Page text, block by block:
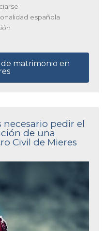
española
matrimonio en
necesario pedir el
de una
Civil de Mieres